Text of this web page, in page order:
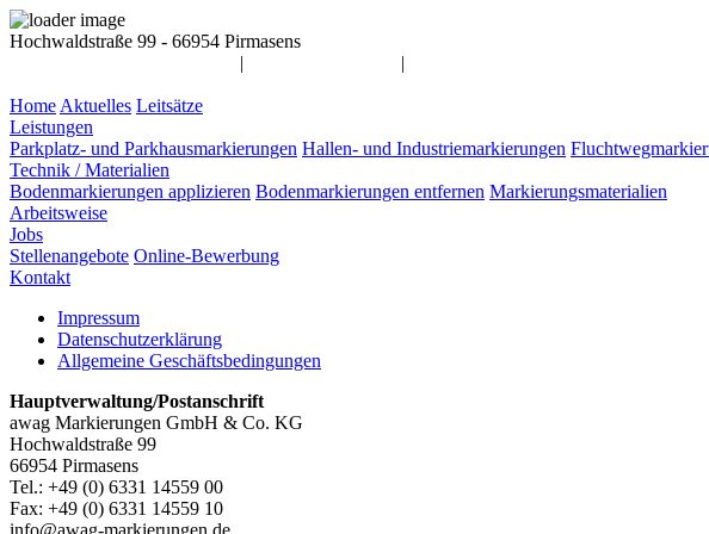
Hochwaldstraße 99 - 66954 Pirmasens
| |
Home Aktuelles Leitsätze
Leistungen
Parkplatz- und Parkhausmarkierungen Hallen- und Industriemarkierungen
Technik / Materialien
Bodenmarkierungen applizieren Bodenmarkierungen entfernen Markierungsmaterialien
Arbeitsweise
Jobs
Stellenangebote Online-Bewerbung
Kontakt
Impressum
Datenschutzerklärung
Allgemeine Geschäftsbedingungen
Hauptverwaltung/Postanschrift
awag Markierungen GmbH & Co. KG
Hochwaldstraße 99
66954 Pirmasens
Tel.: +49 (0) 6331 14559 00
Fax: +49 (0) 6331 14559 10
info@awag-markierungen.de